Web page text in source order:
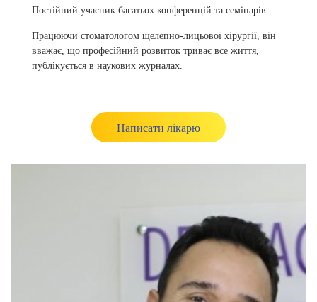
Постійний учасник багатьох конференцій та семінарів.
Працюючи стоматологом щелепно-лицьової хірургії, він
вважає, що професійний розвиток триває все життя,
публікується в наукових журналах.
Написати лікарю